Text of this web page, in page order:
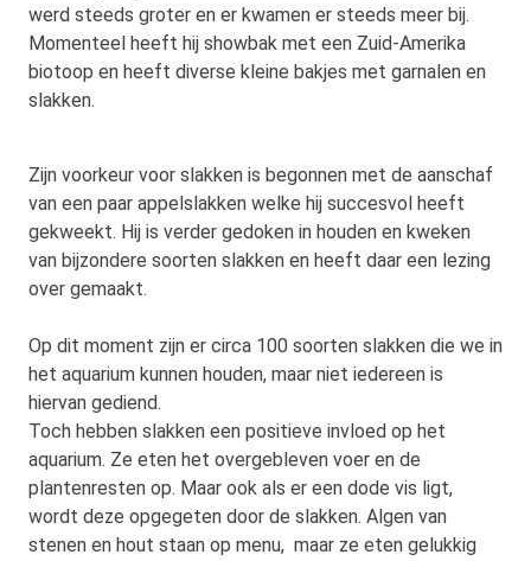
werd steeds groter en er kwamen er steeds meer bij.
Momenteel heeft hij showbak met een Zuid-Amerika
biotoop en heeft diverse kleine bakjes met garnalen en
slakken.
Zijn voorkeur voor slakken is begonnen met de aanschaf
van een paar appelslakken welke hij succesvol heeft
gekweekt. Hij is verder gedoken in houden en kweken
van bijzondere soorten slakken en heeft daar een lezing
over gemaakt.
Op dit moment zijn er circa 100 soorten slakken die we in
het aquarium kunnen houden, maar niet iedereen is
hiervan gediend.
Toch hebben slakken een positieve invloed op het
aquarium. Ze eten het overgebleven voer en de
plantenresten op. Maar ook als er een dode vis ligt,
wordt deze opgegeten door de slakken. Algen van
stenen en hout staan op menu, maar ze eten gelukkig